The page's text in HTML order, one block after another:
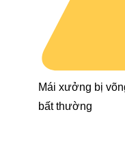
Mái xưởng bị
bất thường